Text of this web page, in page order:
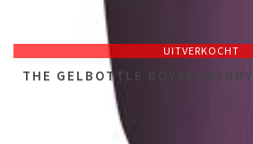
UITVERKOCHT
THE GELBOTTLE BOYSENBERRY
28,98